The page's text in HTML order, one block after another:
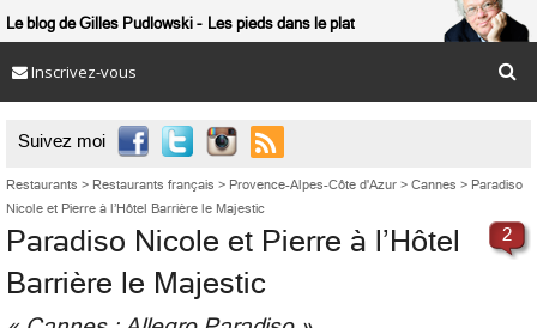
Le blog de Gilles Pudlowski Les pieds dans le plat
Inscrivez-vous
Suivez moi 
Restaurants > Restaurants français > Provence-Alpes-Côte d'Azur > Cannes > Paradiso
Nicole et Pierre à l’Hôtel Barrière le Majestic
2
Paradiso Nicole et Pierre à l’Hôtel
Barrière le Majestic